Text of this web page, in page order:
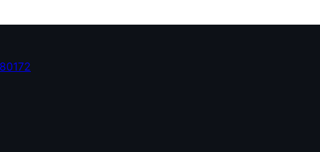
i niezależność.
i niezależność.